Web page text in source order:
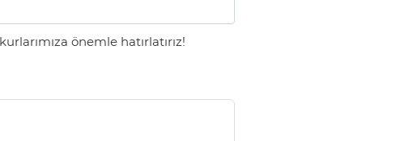
önemle hatırlatırız!